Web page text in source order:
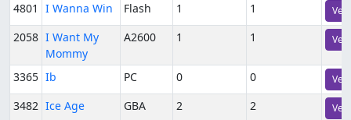
4801 I Wanna Win Flash 1 1
2058 I Want My
Mommy
A2600 1 1
3365 Ib PC 0 0
3482 Ice Age GBA 2 2